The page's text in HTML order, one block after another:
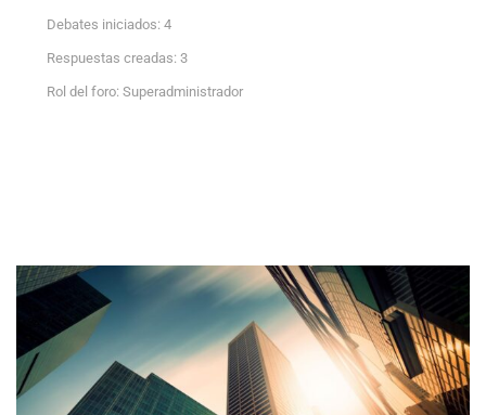
Debates iniciados: 4
Respuestas creadas: 3
Rol del foro: Superadministrador